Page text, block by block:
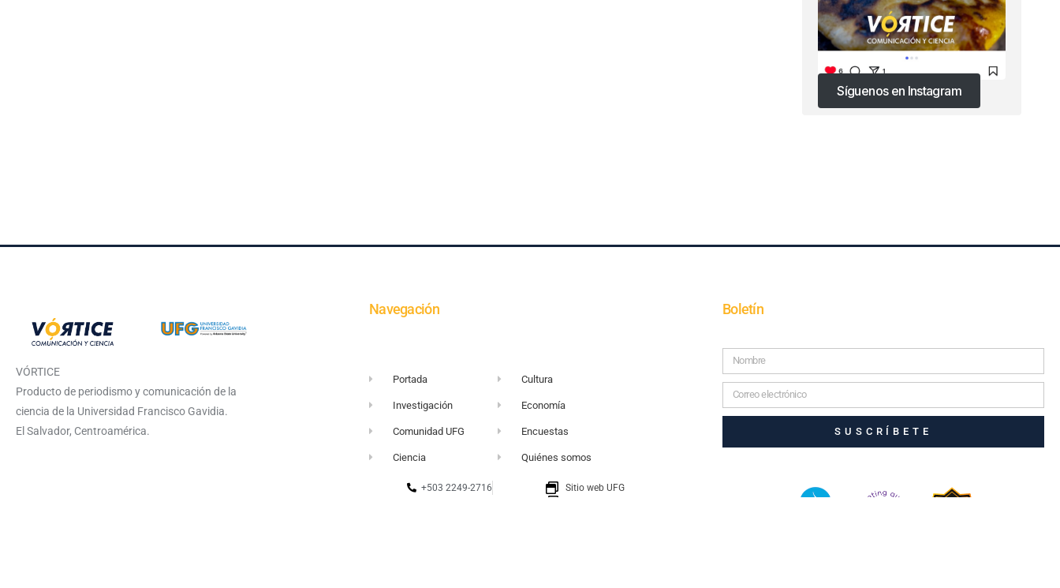
Síguenos en Instagram
VÓRTICE
Producto de periodismo y comunicación de la
ciencia de la Universidad Francisco Gavidia.
El Salvador, Centroamérica.
Navegación
Portada
Investigación
Comunidad UFG
Ciencia
Cultura
Economía
Encuestas
Quiénes somos
+503 2249-2716
Sitio web UFG
Boletín
SUSCRÍBETE